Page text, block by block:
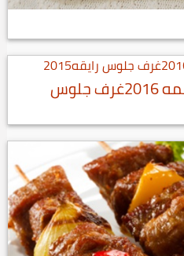
ديكورات غرف جلوس ناعمه 2016غرف جلوس